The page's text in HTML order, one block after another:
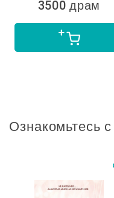
3500 драм
Ознакомьтесь